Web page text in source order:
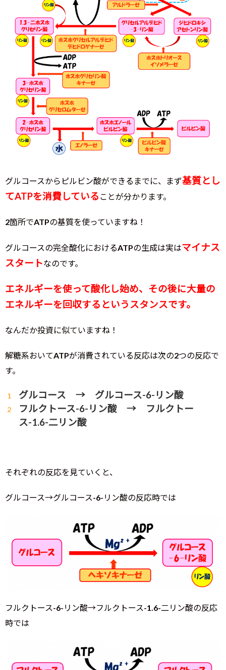
グルコースからピルビン酸ができるまでに、まず基質とし
てATPを消費している ことが分かります。
2箇所でATPの基質を使っていますね！
グルコースの完全酸化におけるATPの生成は実はマイナス
スタートなのです。
エネルギーを使って酸化し始め、その後に大量の
エネルギーを回収するというスタンスです。
なんだか投資に似ていますね！
解糖系おいてATPが消費されている反応は次の2つの反応で
す。
グルコース → グルコース-6-リン酸
フルクトース-6-リン酸 → フルクトー
ス-1.6-二リン酸
それぞれの反応を見ていくと、
グルコース→グルコース-6-リン酸の反応時では
フルクトース-6-リン酸→フルクトース-1.6-二リン酸の反応
時では